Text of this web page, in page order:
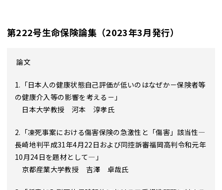
第222号生命保険論集（2023年3月発行）
論文
1.「日本人の健康状態自己評価が低いのはなぜか－保険者等
の健康介入等の影響を考える－」
日本大学教授 河本 淳孝氏
2.「凍死事案における傷害保険の急激性と「傷害」該当性―
長崎地判平成31年4月22日および同控訴審福岡高判令和元年
10月24日を題材として―」
京都産業大学教授 吉澤 卓哉氏